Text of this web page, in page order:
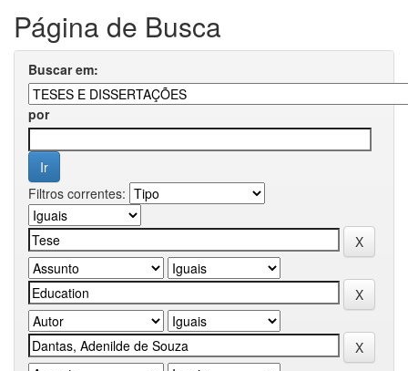
Página de Busca
Buscar em:
por
Filtros correntes: